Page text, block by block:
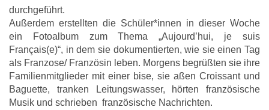
durchgeführt.
Außerdem erstellten die Schüler*innen in dieser Woche
ein Fotoalbum zum Thema „Aujourd’hui, je suis
Français(e)“, in dem sie dokumentierten, wie sie einen Tag
als Franzose/ Französin leben. Morgens begrüßten sie ihre
Familienmitglieder mit einer bise, sie aßen Croissant und
Baguette, tranken Leitungswasser, hörten französische
Musik und schrieben französische Nachrichten.